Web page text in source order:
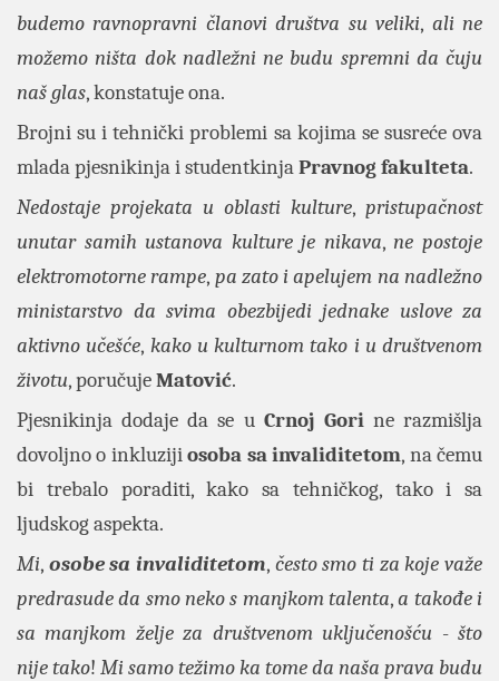
budemo ravnopravni članovi društva su veliki, ali ne
možemo ništa dok nadležni ne budu spremni da čuju
naš glas, konstatuje ona.
Brojni su i tehnički problemi sa kojima se susreće ova
mlada pjesnikinja i studentkinjaPravnog fakulteta.
Nedostaje projekata u oblasti kulture, pristupačnost
unutar samih ustanova kulture je nikava, ne postoje
elektromotorne rampe, pa zato i apelujem na nadležno
ministarstvo da svima obezbijedi jednake uslove za
aktivno učešće, kako u kulturnom tako i u društvenom
životu, poručujeMatović.
Pjesnikinja dodaje da se u Crnoj Gorine razmišlja
dovoljno o inkluzijiosoba sa invaliditetom, na čemu
bi trebalo poraditi, kako sa tehničkog, tako i sa
ljudskog aspekta.
Mi, osobe sa invaliditetom, često smo ti za koje važe
predrasude da smo neko s manjkom talenta,a takođe i
sa manjkom želje za društvenom uključenošću -što
nije tako! Mi samo težimo ka tome da naša prava budu